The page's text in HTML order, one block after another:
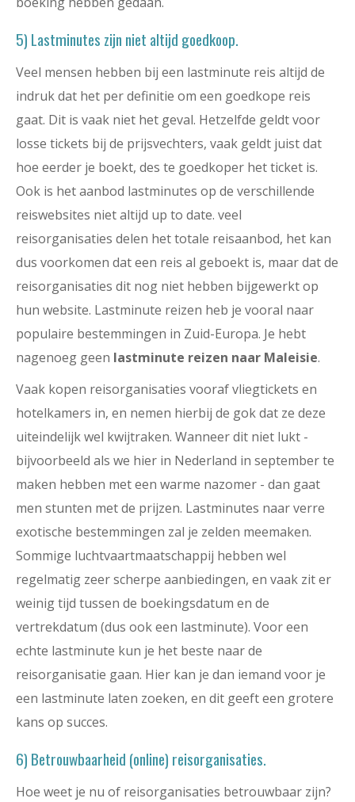
5) Lastminutes zijn niet altijd goedkoop.
Veel mensen hebben bij een lastminute reis altijd de
indruk dat het per definitie om een goedkope reis
gaat. Dit is vaak niet het geval. Hetzelfde geldt voor
losse tickets bij de prijsvechters, vaak geldt juist dat
hoe eerder je boekt, des te goedkoper het ticket is.
Ook is het aanbod lastminutes op de verschillende
reiswebsites niet altijd up to date. veel
reisorganisaties delen het totale reisaanbod, het kan
dus voorkomen dat een reis al geboekt is, maar dat de
reisorganisaties dit nog niet hebben bijgewerkt op
hun website. Lastminute reizen heb je vooral naar
populaire bestemmingen in Zuid-Europa. Je hebt
nagenoeg geen lastminute reizen naar Maleisie.
Vaak kopen reisorganisaties vooraf vliegtickets en
hotelkamers in, en nemen hierbij de gok dat ze deze
uiteindelijk wel kwijtraken. Wanneer dit niet lukt -
bijvoorbeeld als we hier in Nederland in september te
maken hebben met een warme nazomer - dan gaat
men stunten met de prijzen. Lastminutes naar verre
exotische bestemmingen zal je zelden meemaken.
Sommige luchtvaartmaatschappij hebben wel
regelmatig zeer scherpe aanbiedingen, en vaak zit er
weinig tijd tussen de boekingsdatum en de
vertrekdatum (dus ook een lastminute). Voor een
echte lastminute kun je het beste naar de
reisorganisatie gaan. Hier kan je dan iemand voor je
een lastminute laten zoeken, en dit geeft een grotere
kans op succes.
6) Betrouwbaarheid (online) reisorganisaties.
Hoe weet je nu of reisorganisaties betrouwbaar zijn?